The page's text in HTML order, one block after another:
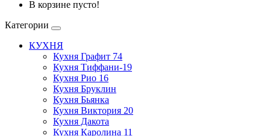
В корзине пусто!
Категории
КУХНЯ
Кухня Графит 74
Кухня Тиффани-19
Кухня Рио 16
Кухня Бруклин
Кухня Бьянка
Кухня Виктория 20
Кухня Дакота
Кухня Каролина 11